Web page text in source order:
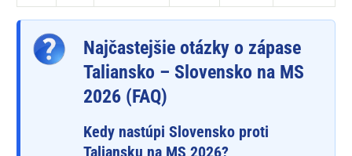
Najčastejšie otázky o zápase
Taliansko – Slovensko na MS
2026 (FAQ)
Kedy nastúpi Slovensko proti